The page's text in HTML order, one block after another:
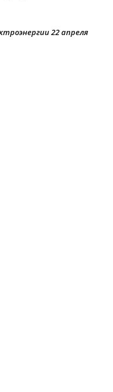
22 апреля